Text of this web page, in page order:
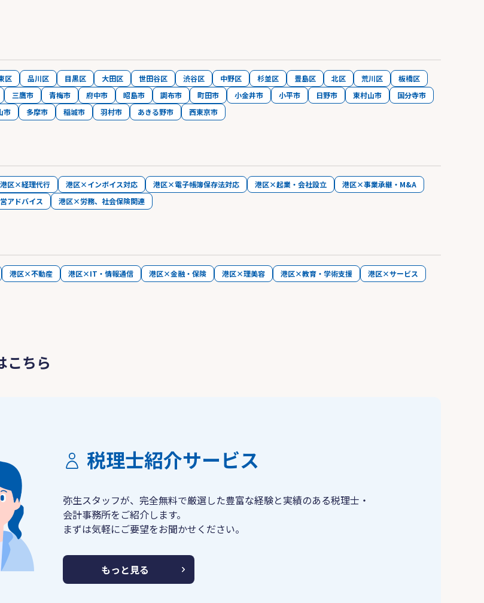
区 品川区 目黒区 大田区 世田谷区 渋谷区 中野区 杉並区 豊島区 北区 荒川区
板橋区
三鷹市 青梅市 府中市 昭島市 調布市 町田市 小金井市 小平市 日野市 東村山市
国分寺市
市 多摩市 稲城市 羽村市 あきる野市 西東京市
港区×経理代行 港区×インボイス対応 港区×電子帳簿保存法対応 港区×起業・会社設立
港区×事業承継・M&A
アドバイス 港区×労務、社会保険関連
港区×不動産 港区×IT・情報通信 港区×金融・保険 港区×理美容 港区×教育・学術支援
港区×サービス
こちら
税理士紹介サービス
弥生スタッフが、完全無料で厳選した豊富な経験と実績のある税理士・
会計事務所をご紹介します。
まずは気軽にご要望をお聞かせください。
もっと見る